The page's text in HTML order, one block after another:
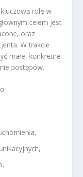
rolę w
celem jest
oraz
W trakcie
małe, konkretne
postępów.